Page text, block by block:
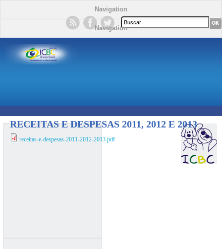
Navigation
NavigationFormulário de busca
RECEITAS E DESPESAS 2011, 2012 E 2013
receitas-e-despesas-2011-2012-2013.pdf